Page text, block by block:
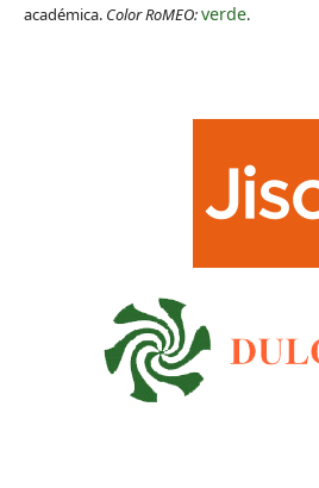
académica. Color RoMEO:verde.